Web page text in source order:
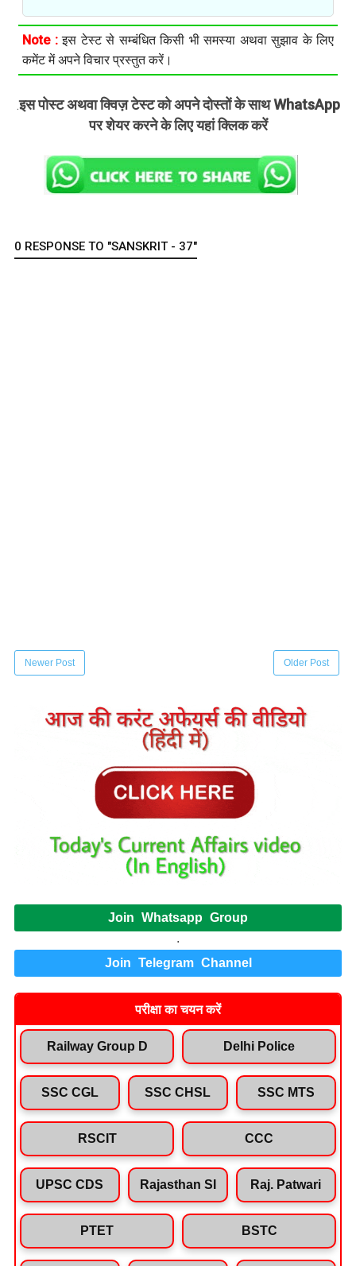
Note :इस टेस्ट से सम्बंधित किसी भी समस्या अथवा सुझाव के लिए
कमेंट में अपने विचार प्रस्तुत करें।
.इस पोस्ट अथवा क्विज़ टेस्ट को अपने दोस्तों के साथ WhatsApp
पर शेयर करने के लिए यहां क्लिक करें
0 RESPONSE TO "SANSKRIT - 37"
Newer Post Older Post
Join Whatsapp Group
.
Join Telegram Channel
परीक्षा का चयन करें
Railway Group D Delhi Police
SSC CGL SSC CHSL SSC MTS
RSCIT CCC
UPSC CDS Rajasthan SI Raj. Patwari
PTET BSTC